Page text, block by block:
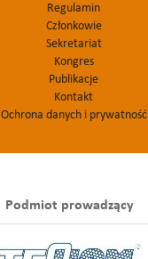
Regulamin
Członkowie
Sekretariat
Kongres
Publikacje
Kontakt
Ochrona danych i prywatność
Podmiot prowadzący